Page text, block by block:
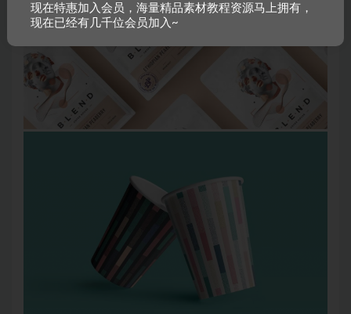
现在特惠加入会员，海量精品素材教程资源马上拥有，
现在已经有几千位会员加入~